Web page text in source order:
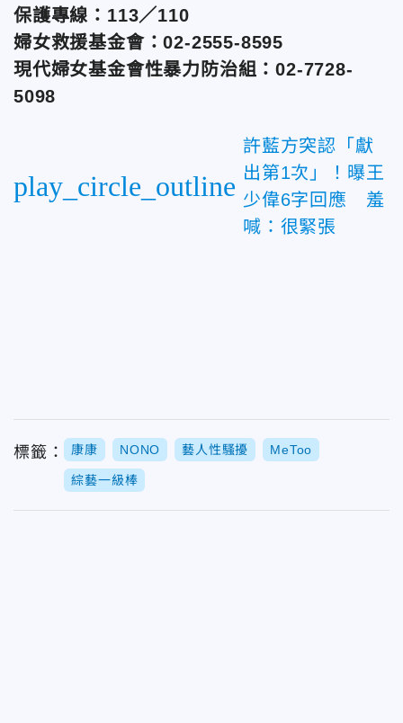
保護專線：113／110
婦女救援基金會：02-2555-8595
現代婦女基金會性暴力防治組：02-7728-
5098
play_circle_outline
許藍方突認「獻
出第1次」！曝王
少偉6字回應 羞
喊：很緊張
標籤： 康康 NONO 藝人性騷擾 MeToo
綜藝一級棒